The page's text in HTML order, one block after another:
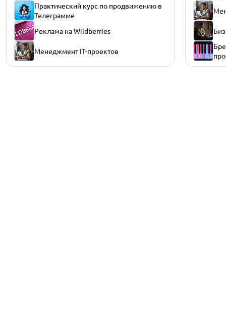
Практический курс по продвижению в
Телеграмме
Реклама на Wildberries
Менеджмент IT-проектов